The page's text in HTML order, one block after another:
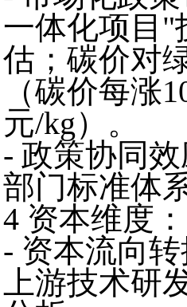
一体化项目"
估；碳价对
（碳价每涨
元/kg）。
- 政策协同
部门标准体
4 资本维度
- 资本流向
上游技术研